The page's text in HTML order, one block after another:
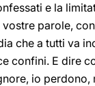
e la
vostre parole,
che a tutti va
confini. E dire
io perdono,